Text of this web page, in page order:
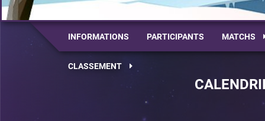
INFORMATIONS PARTICIPANTS MATCHS
CLASSEMENT